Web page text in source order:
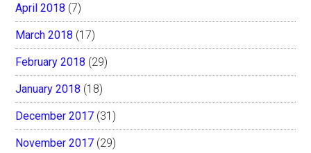
April 2018 (7)
March 2018 (17)
February 2018 (29)
January 2018 (18)
December 2017 (31)
November 2017 (29)